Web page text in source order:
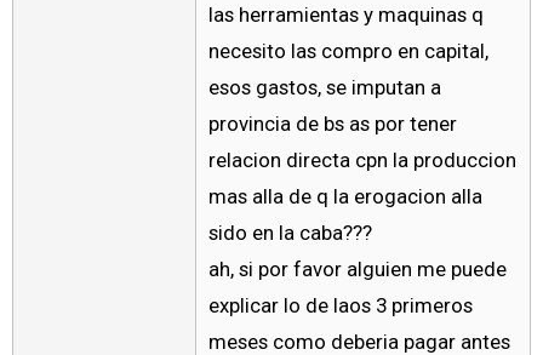
las herramientas y maquinas q
necesito las compro en capital,
esos gastos, se imputan a
provincia de bs as por tener
relacion directa cpn la produccion
mas alla de q la erogacion alla
sido en la caba???
ah, si por favor alguien me puede
explicar lo de laos 3 primeros
meses como deberia pagar antes